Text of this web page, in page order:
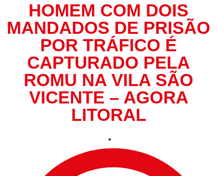
HOMEM COM DOIS
MANDADOS DE PRISÃO
POR TRÁFICO É
CAPTURADO PELA
ROMU NA VILA SÃO
VICENTE – AGORA
LITORAL